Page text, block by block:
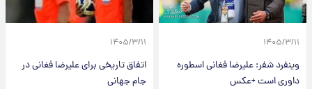
۱۴۰۵/۳/۱۱
وینفرد شفر: علیرضا فغانی اسطوره
داوری است +عکس
۱۴۰۵/۳/۱۱
اتفاق تاریخی برای علیرضا فغانی در
جام جهانی